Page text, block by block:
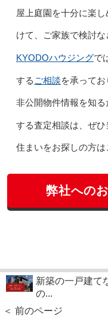
屋上庭園を十分に楽
けて、ご家族で検討な
KYODOハウジングで
する ご相談を承ってお
非公開物件情報を知
する査定相談は、ぜひ
住まいをお探しの方
弊社への
新築の一戸建て
の...
＜ 前のページ